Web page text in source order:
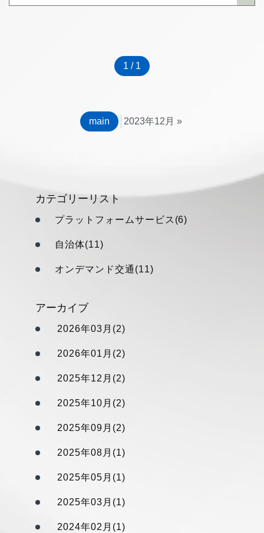
1 / 1
main 2023年12月 »
カテゴリーリスト
プラットフォームサービス(6)
自治体(11)
オンデマンド交通(11)
アーカイブ
2026年03月(2)
2026年01月(2)
2025年12月(2)
2025年10月(2)
2025年09月(2)
2025年08月(1)
2025年05月(1)
2025年03月(1)
2024年02月(1)